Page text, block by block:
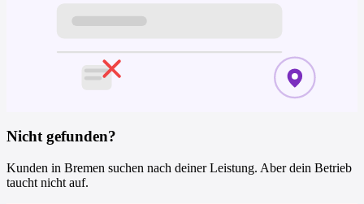
Nicht gefunden?
Kunden in Bremen suchen nach deiner Leistung. Aber dein Betrieb
taucht nicht auf.